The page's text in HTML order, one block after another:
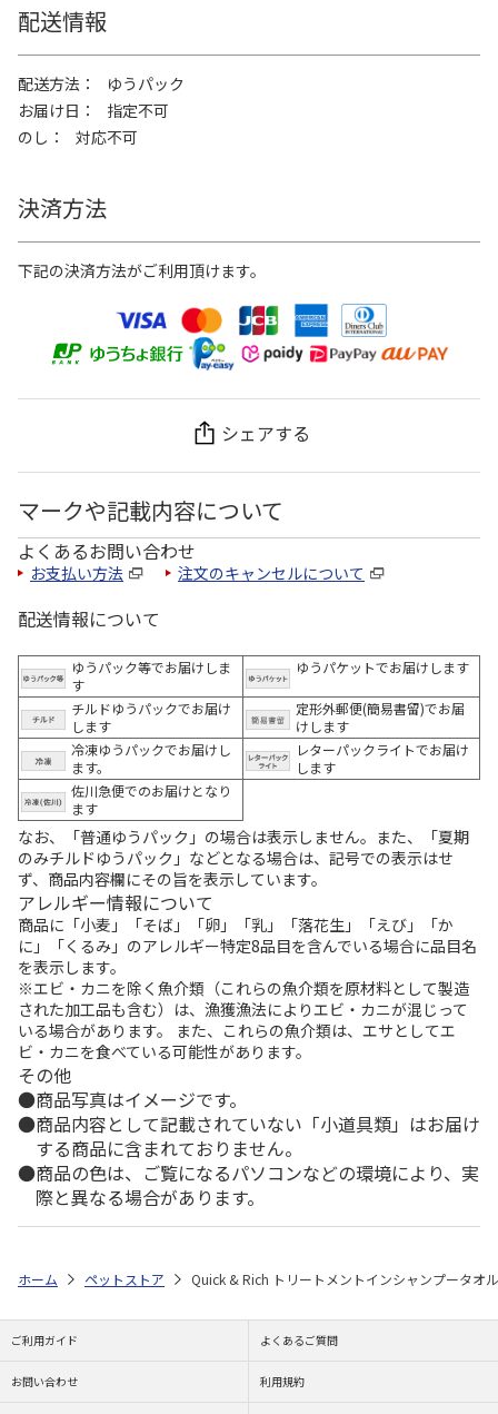
配送情報
配送方法
ゆうパック
お届け日
指定不可
のし
対応不可
決済方法
下記の決済方法がご利用頂けます。
シェアする
マークや記載内容について
よくあるお問い合わせ
お支払い方法 注文のキャンセルについて
配送情報について
ゆうパック等でお届けしま
す
ゆうパケットでお届けします
チルドゆうパックでお届け
します
定形外郵便(簡易書留)でお届
けします
冷凍ゆうパックでお届けし
ます。
レターパックライトでお届け
します
佐川急便でのお届けとなり
ます
なお、「普通ゆうパック」の場合は表示しません。また、「夏期
のみチルドゆうパック」などとなる場合は、記号での表示はせ
ず、商品内容欄にその旨を表示しています。
アレルギー情報について
商品に「小麦」「そば」「卵」「乳」「落花生」「えび」「か
に」「くるみ」のアレルギー特定8品目を含んでいる場合に品目名
を表示します。
※エビ・カニを除く魚介類（これらの魚介類を原材料として製造
された加工品も含む）は、漁獲漁法によりエビ・カニが混じって
いる場合があります。 また、これらの魚介類は、エサとしてエ
ビ・カニを食べている可能性があります。
その他
商品写真はイメージです。
商品内容として記載されていない「小道具類」はお届け
する商品に含まれておりません。
商品の色は、ご覧になるパソコンなどの環境により、実
際と異なる場合があります。
ホーム ペットストア Quick & Rich トリートメントインシャンプータオ
ご利用ガイド よくあるご質問
お問い合わせ 利用規約